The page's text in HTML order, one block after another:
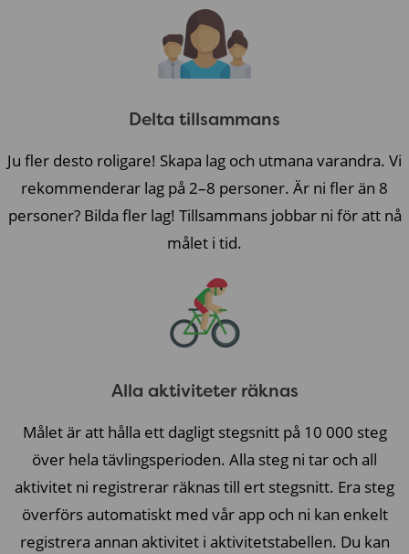
Delta tillsammans
Ju fler desto roligare! Skapa lag och utmana varandra. Vi
rekommenderar lag på 2–8 personer. Är ni fler än 8
personer? Bilda fler lag! Tillsammans jobbar ni för att nå
målet i tid.
Alla aktiviteter räknas
Målet är att hålla ett dagligt stegsnitt på 10 000 steg
över hela tävlingsperioden. Alla steg ni tar och all
aktivitet ni registrerar räknas till ert stegsnitt. Era steg
överförs automatiskt med vår app och ni kan enkelt
registrera annan aktivitet i aktivitetstabellen. Du kan